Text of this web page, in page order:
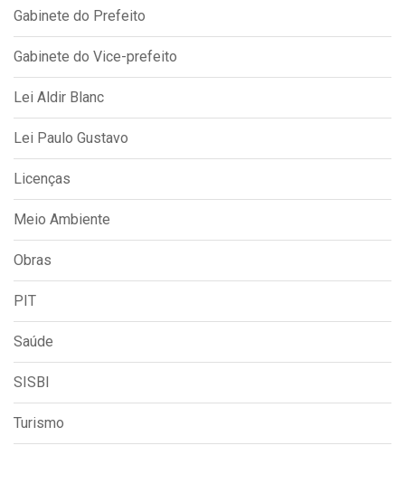
Gabinete do Prefeito
Gabinete do Vice-prefeito
Lei Aldir Blanc
Lei Paulo Gustavo
Licenças
Meio Ambiente
Obras
PIT
Saúde
SISBI
Turismo